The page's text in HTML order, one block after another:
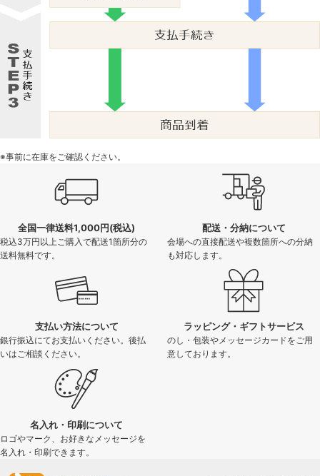
※事前に在庫をご確認ください。
全国一律送料1,000円(税込)
税込3万円以上ご購入で配送1箇所分の
送料無料です。
配送・分納について
会場への直接配送や複数箇所への分納
も対応します。
支払い方法について
銀行振込にてお支払いください。後払
いはご相談ください。
ラッピング・ギフトサービス
のし・包装やメッセージカードをご用
意しております。
名入れ・印刷について
ロゴやマーク、お好きなメッセージを
名入れ・印刷できます。